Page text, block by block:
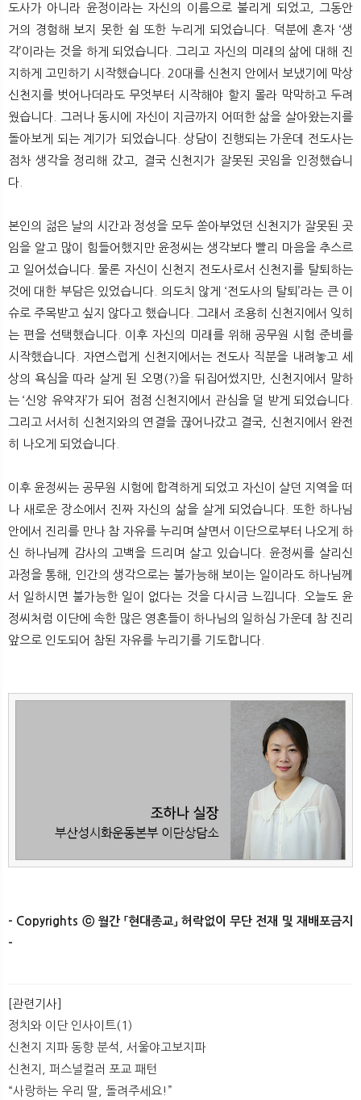
도사가 아니라 윤정이라는 자신의 이름으로 불리게 되었고, 그동안
거의 경험해 보지 못한 쉼 또한 누리게 되었습니다. 덕분에 혼자 ‘생
각’이라는 것을 하게 되었습니다. 그리고 자신의 미래의 삶에 대해 진
지하게 고민하기 시작했습니다. 20대를 신천지 안에서 보냈기에 막상
신천지를 벗어나더라도 무엇부터 시작해야 할지 몰라 막막하고 두려
웠습니다. 그러나 동시에 자신이 지금까지 어떠한 삶을 살아왔는지를
돌아보게 되는 계기가 되었습니다. 상담이 진행되는 가운데 전도사는
점차 생각을 정리해 갔고, 결국 신천지가 잘못된 곳임을 인정했습니
다.
본인의 젊은 날의 시간과 정성을 모두 쏟아부었던 신천지가 잘못된 곳
임을 알고 많이 힘들어했지만 윤정씨는 생각보다 빨리 마음을 추스르
고 일어섰습니다. 물론 자신이 신천지 전도사로서 신천지를 탈퇴하는
것에 대한 부담은 있었습니다. 의도치 않게 ‘전도사의 탈퇴’라는 큰 이
슈로 주목받고 싶지 않다고 했습니다. 그래서 조용히 신천지에서 잊히
는 편을 선택했습니다. 이후 자신의 미래를 위해 공무원 시험 준비를
시작했습니다. 자연스럽게 신천지에서는 전도사 직분을 내려놓고 세
상의 욕심을 따라 살게 된 오명(?)을 뒤집어썼지만, 신천지에서 말하
는 ‘신앙 유약자’가 되어 점점 신천지에서 관심을 덜 받게 되었습니다.
그리고 서서히 신천지와의 연결을 끊어나갔고 결국, 신천지에서 완전
히 나오게 되었습니다.
이후 윤정씨는 공무원 시험에 합격하게 되었고 자신이 살던 지역을 떠
나 새로운 장소에서 진짜 자신의 삶을 살게 되었습니다. 또한 하나님
안에서 진리를 만나 참 자유를 누리며 살면서 이단으로부터 나오게 하
신 하나님께 감사의 고백을 드리며 살고 있습니다. 윤정씨를 살리신
과정을 통해, 인간의 생각으로는 불가능해 보이는 일이라도 하나님께
서 일하시면 불가능한 일이 없다는 것을 다시금 느낍니다. 오늘도 윤
정씨처럼 이단에 속한 많은 영혼들이 하나님의 일하심 가운데 참 진리
앞으로 인도되어 참된 자유를 누리기를 기도합니다.
- Copyrights ⓒ 월간 「현대종교」 허락없이 무단 전재 및 재배포금지
-​
[관련기사]
정치와 이단 인사이트(1)
신천지 지파 동향 분석, 서울야고보지파
신천지, 퍼스널컬러 포교 패턴
​“사랑하는 우리 딸, 돌려주세요!”